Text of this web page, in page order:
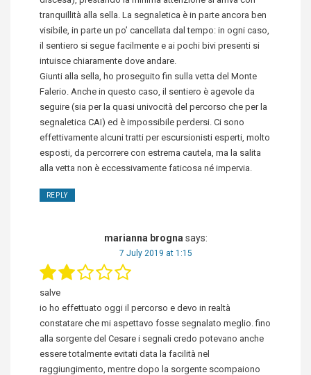
tranquillità alla sella. La segnaletica è in parte ancora ben
visibile, in parte un po’ cancellata dal tempo: in ogni caso,
il sentiero si segue facilmente e ai pochi bivi presenti si
intuisce chiaramente dove andare.
Giunti alla sella, ho proseguito fin sulla vetta del Monte
Falerio. Anche in questo caso, il sentiero è agevole da
seguire (sia per la quasi univocità del percorso che per la
segnaletica CAI) ed è impossibile perdersi. Ci sono
effettivamente alcuni tratti per escursionisti esperti, molto
esposti, da percorrere con estrema cautela, ma la salita
alla vetta non è eccessivamente faticosa né impervia.
REPLY
marianna brogna says:
7 July 2019 at 1:15
salve
io ho effettuato oggi il percorso e devo in realtà
constatare che mi aspettavo fosse segnalato meglio. fino
alla sorgente del Cesare i segnali credo potevano anche
essere totalmente evitati data la facilità nel
raggiungimento, mentre dopo la sorgente scompaiono